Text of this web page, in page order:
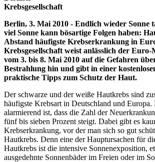
Krebsgesellschaft
Berlin, 3. Mai 2010 - Endlich wieder Sonne
viel Sonne kann bösartige Folgen haben:
Abstand häufigste Krebserkrankung in
Krebsgesellschaft weist anlässlich der Euro-
vom 3. bis 8. Mai 2010 auf die Gefahren
Bestrahlung hin und gibt in einer
praktische Tipps zum Schutz der Haut.
Der schwarze und der weiße Hautkrebs sind
häufigste Krebsart in Deutschland und Europa.
alarmierend ist, dass die Zahl der
fünf bis sieben Prozent steigt. Dabei gibt es
Krebserkrankung, vor der man sich so gut
Hautkrebs. Denn eine der Hauptursachen für
Hautkrebs ist die intensive Sonnenexposition,
ausgedehnte Sonnenbäder im Freien oder im